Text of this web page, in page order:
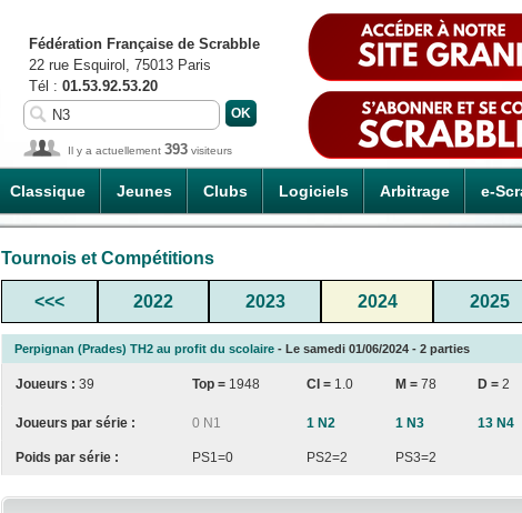
Classique Jeunes Clubs Logiciels Arbitrage e-
Fédération Française de Scrabble
22 rue Esquirol, 75013 Paris
Tél : 01.53.92.53.20
Il y a actuellement 393 visiteurs
Tournois et Compétitions
<<< 2022 2023 2024 2025
Perpignan (Prades) TH2 au profit du scolaire - Le samedi 01/06/2024 - 2 parties
Joueurs : 39 Top = 1948 CI = 1.0 M = 78 D = 2
Joueurs par série : 0 N1 1 N2 1 N3 13 N4
Poids par série : PS1=0 PS2=2 PS3=2